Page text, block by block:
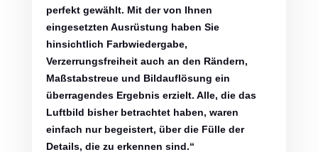
perfekt gewählt. Mit der von Ihnen
eingesetzten Ausrüstung haben Sie
hinsichtlich Farbwiedergabe,
Verzerrungsfreiheit auch an den Rändern,
Maßstabstreue und Bildauflösung ein
überragendes Ergebnis erzielt. Alle, die das
Luftbild bisher betrachtet haben, waren
einfach nur begeistert, über die Fülle der
Details, die zu erkennen sind.“